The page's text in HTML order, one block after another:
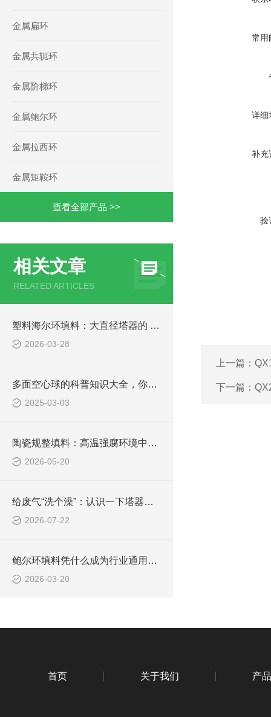
金属扁环
金属共轭环
金属阶梯环
金属鲍尔环
金属拉西环
金属矩鞍环
查看全部产品 >>
相关文章
RELATED ARTICLES
塑料海尔环填料：大直径塔器的 “低阻高效” 解决方案
2026-03-28
多面空心球的科普知识大全，你真不一定都知道
2025-03-03
陶瓷规整填料：高温强腐环境中的“不朽磐石”
2026-05-20
给废气“洗个澡”：认识一下塔器里的“塑料立交桥”
2026-07-22
鲍尔环填料凭什么成为行业通用款？核心优势全解析
2026-03-20
常用
详细
补充
验
上一篇：
下一篇：
首页 关于我们 产